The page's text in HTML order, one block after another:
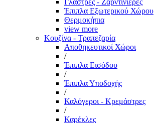
Γλάστρες - Ζαρντινιέρες
Έπιπλα Εξωτερικού Χώρου
Θερμοκήπια
view more
Κουζίνα - Τραπεζαρία
Αποθηκευτικοί Χώροι
/
Έπιπλα Εισόδου
/
Έπιπλα Υποδοχής
/
Καλόγεροι - Κρεμάστρες
/
Καρέκλες